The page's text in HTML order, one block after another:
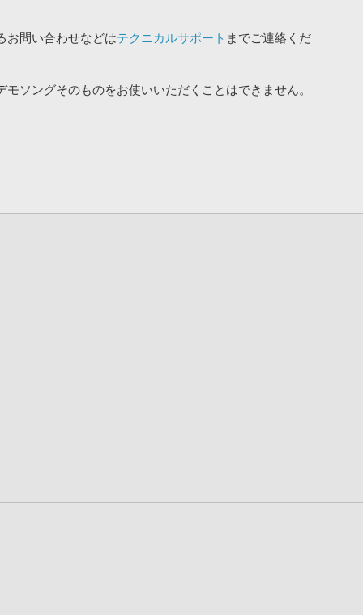
お問い合わせなどはテクニカルサポート までご連絡くだ
ソングそのものをお使いいただくことはできません。